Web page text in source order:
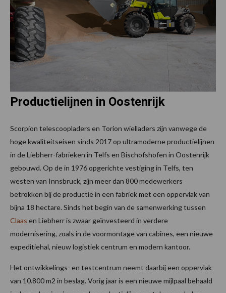
Productielijnen in Oostenrijk
Scorpion telescoopladers en Torion wielladers zijn vanwege de
hoge kwaliteitseisen sinds 2017 op ultramoderne productielijnen
in de Liebherr-fabrieken in Telfs en Bischofshofen in Oostenrijk
gebouwd. Op de in 1976 opgerichte vestiging in Telfs, ten
westen van Innsbruck, zijn meer dan 800 medewerkers
betrokken bij de productie in een fabriek met een oppervlak van
bijna 18 hectare. Sinds het begin van de samenwerking tussen
Claas en Liebherr is zwaar geïnvesteerd in verdere
modernisering, zoals in de voormontage van cabines, een nieuwe
expeditiehal, nieuw logistiek centrum en modern kantoor.
Het ontwikkelings- en testcentrum neemt daarbij een oppervlak
van 10.800 m2 in beslag. Vorig jaar is een nieuwe mijlpaal behaald